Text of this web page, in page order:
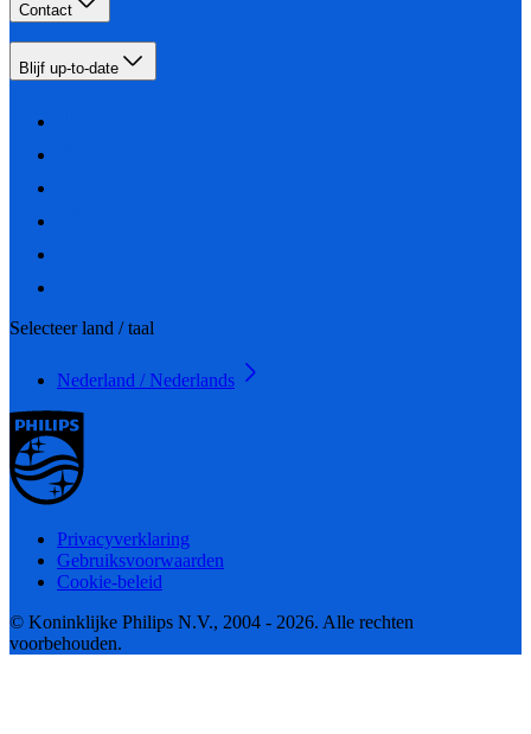
Contact
Blijf up-to-date
Selecteer land / taal
Nederland / Nederlands
Privacyverklaring
Gebruiksvoorwaarden
Cookie-beleid
© Koninklijke Philips N.V., 2004 - 2026. Alle rechten
voorbehouden.